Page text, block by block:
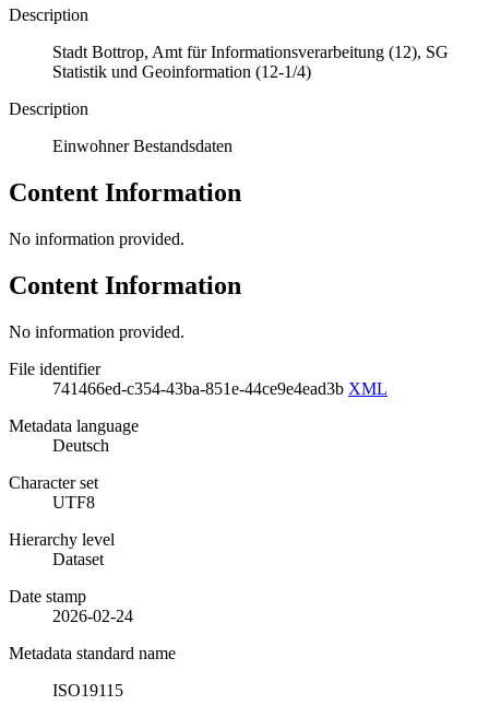
Description
Stadt Bottrop, Amt für Informationsverarbeitung (12), SG
Statistik und Geoinformation (12-1/4)
Description
Einwohner Bestandsdaten
Content Information
No information provided.
Content Information
No information provided.
File identifier
741466ed-c354-43ba-851e-44ce9e4ead3b XML
Metadata language
Deutsch
Character set
UTF8
Hierarchy level
Dataset
Date stamp
2026-02-24
Metadata standard name
ISO19115